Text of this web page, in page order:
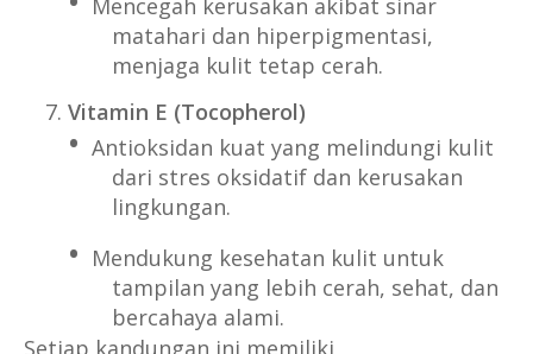
Mencegah kerusakan akibat sinar
matahari dan hiperpigmentasi,
menjaga kulit tetap cerah.
Vitamin E (Tocopherol)
Antioksidan kuat yang melindungi kulit
dari stres oksidatif dan kerusakan
lingkungan.
Mendukung kesehatan kulit untuk
tampilan yang lebih cerah, sehat, dan
bercahaya alami.
Setiap kandungan ini memiliki